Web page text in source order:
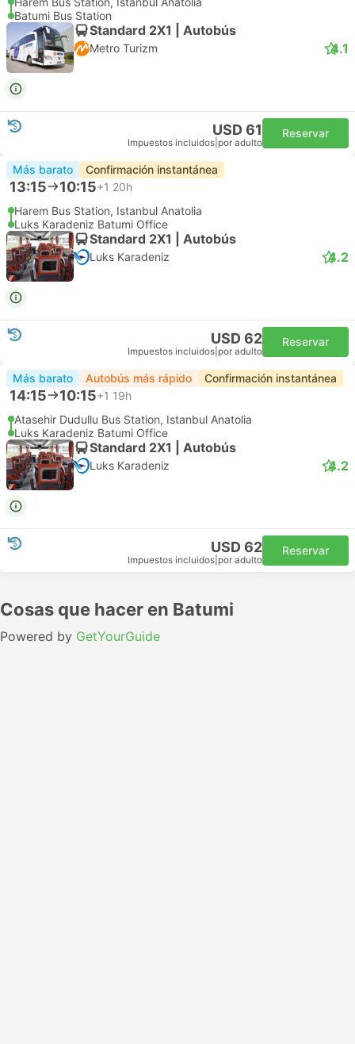
Batumi Bus Station
Standard 2X1 | Autobús
Metro Turizm 4.1
USD 61
Impuestos incluidos por adulto
Reservar
Más barato Confirmación instantánea
13:15 10:15+1 20h
Harem Bus Station, Istanbul Anatolia
Luks Karadeniz Batumi Office
Standard 2X1 | Autobús
Luks Karadeniz 4.2
USD 62
Impuestos incluidos por adulto
Reservar
Más barato Autobús más rápido Confirmación instantánea
14:15 10:15+1 19h
Atasehir Dudullu Bus Station, Istanbul Anatolia
Luks Karadeniz Batumi Office
Standard 2X1 | Autobús
Luks Karadeniz 4.2
USD 62
Impuestos incluidos por adulto
Reservar
Cosas que hacer en Batumi
Powered by GetYourGuide